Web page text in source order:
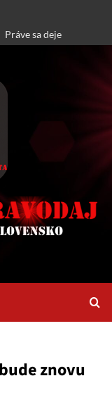
Práve sa deje
znovu